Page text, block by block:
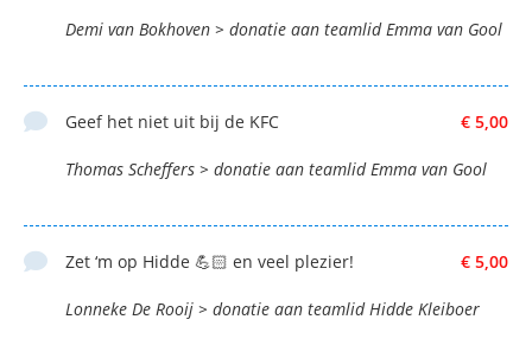
Demi van Bokhoven > donatie aan teamlid Emma van Gool
€ 5,00
Geef het niet uit bij de KFC
Thomas Scheffers > donatie aan teamlid Emma van Gool
€ 5,00
Zet ‘m op Hidde 💪🏻 en veel plezier!
Lonneke De Rooij > donatie aan teamlid Hidde Kleiboer